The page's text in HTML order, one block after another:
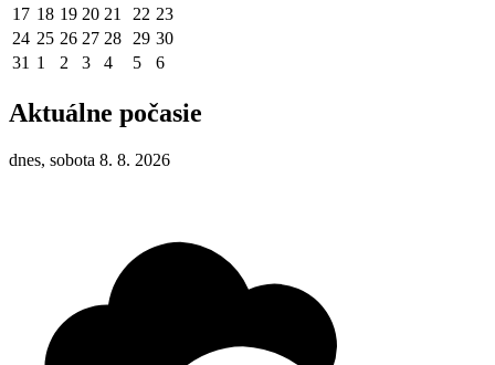
17 18 19 20 21 22 23
24 25 26 27 28 29 30
31 1 2 3 4 5 6
Aktuálne počasie
dnes, sobota 8. 8. 2026